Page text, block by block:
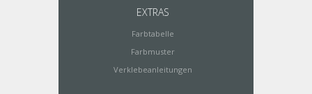
EXTRAS
Farbtabelle
Farbmuster
Verklebeanleitungen